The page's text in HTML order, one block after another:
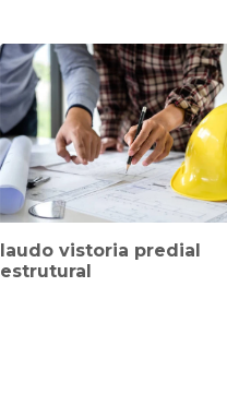
laudo vistoria predial
estrutural